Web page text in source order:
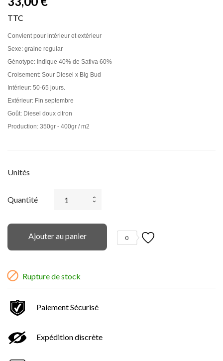
TTC
Convient pour intérieur et extérieur
Sexe: graine regular
Génotype: Indique 40% de Sativa 60%
Croisement: Sour Diesel x Big Bud
Intérieur: 50-65 jours.
Extérieur: Fin septembre
Goût: Diesel doux citron
Production: 350gr - 400gr / m2
Unités
Quantité
Ajouter au panier 0
 Rupture de stock
Paiement Sécurisé
Expédition discrète